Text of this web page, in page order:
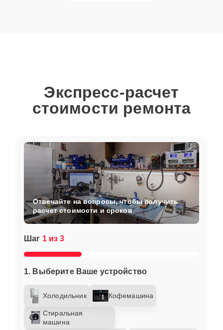
Экспресс-расчет
стоимости ремонта
Шаг 1 из 3
1. Выберите Ваше устройство
Холодильник Кофемашина
Стиральная
машина
Отвечайте на вопросы, чтобы получить
расчет стоимости и сроков